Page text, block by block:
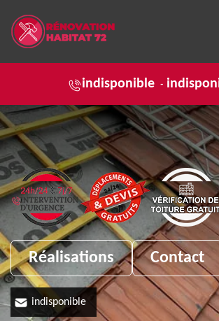
indisponible -
Réalisations Contact
indisponible